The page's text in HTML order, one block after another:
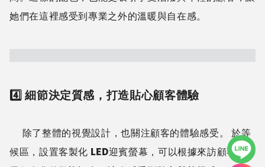
間更具未來感，同時對應品牌的高端技術。
3️⃣ 多巴胺色系點綴，營造活力與親和力